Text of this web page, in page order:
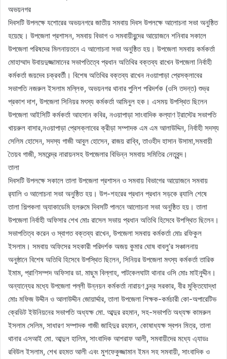
অভয়নগর
দিবসটি উপলক্ষে যশোরের অভয়নগরে জাতীয় সমবায় দিবস উপলক্ষে আলোচনা সভা অনুষ্ঠিত
হয়েছে। উপজেলা প্রশাসন, সমবায় বিভাগ ও সমবায়ীবৃন্দের আয়োজনে শনিবার সকালে
উপজেলা পরিষদের মিলনায়তনে এ আলোচনা সভা অনুষ্ঠিত হয়। উপজেলা সমবায় কর্মকর্তা
মোহাম্মাদ উবায়দুজ্জামানের সভাপতিত্বে প্রধান অতিথির বক্তব্য রাখেন উপজেলা নির্বাহী
কর্মকর্তা জয়দেব চক্রবর্তী। বিশেষ অতিথির বক্তব্য রাখেন নওয়াপাড়া প্রেসক্লাবের
সভাপতি নজরুল ইসলাম মল্লিক, অভয়নগর থানার পুলিশ পরিদর্শক (ওসি তদন্ত) শুভ্র
প্রকাশ দাশ, উপজেলা সিনিয়র মৎস্য কর্মকর্তা আমিনুল হক। এসময় উপস্থিত ছিলেন
উপজেলা আইসিটি কর্মকর্তা আহসান কবির, নওয়াপাড়া সাংবাদিক কল্যাণ ট্রাস্টের সভাপতি
খায়রুল বাসার,নওয়াপাড়া প্রেসক্লাবের ক্রীড়া সম্পাদক এম এম আলাউদ্দিন, নির্বাহী সদস্য
সেলিম হোসেন, সদস্য গাজী আবুল হোসেন, রাজয় রাব্বি, তাওহীদ হাসান উসামা,সমবায়ী
তৈয়ব গাজী, সমরেন্দ্র নারায়নসহ উপজেলার বিভিন্ন সমবায় সমিতির নেতৃবৃন্দ।
তালা
দিবসটি উপলক্ষে সকালে তালা উপজেলা প্রশাসন ও সমবায় বিভাগের আয়োজনে সমবায়
র‌্যালি ও আলোচনা সভা অনুষ্ঠিত হয়। উপ-শহরের প্রধান প্রধান সড়কে র‌্যালি শেষে
তালা শিল্পকলা অ্যাকাডেমি হলরুমে দিবসটি পালনে আলোচনা সভা অনুষ্ঠিত হয়। তালা
উপজেলা নির্বাহী অফিসার শেখ মোঃ রাসেল সভায় প্রধান অতিথি হিসেবে উপস্থিত ছিলেন।
সভাপতিত্ব করেন ও স্বাগত বক্তব্য রাখেন, উপজেলা সমবায় কর্মকর্তা মোঃ রফিকুল
ইসলাম। সমবায় অফিসের সহকারী পরিদর্শক অজয় কুমার ঘোষ বাবলু’র সঞ্চালনায়
অনুষ্ঠানে বিশেষ অতিথি হিসেবে উপস্থিত ছিলেন, সিনিয়র উপজেলা মৎস্য কর্মকর্তা তারিক
ইমাম, প্রাণিসম্পদ অফিসার ডা. মাছুম বিল্লাহ, পাটকেলঘাটা থানার ওসি মোঃ মাইনুদ্দীন।
অন্যান্যের মধ্যে উপজেলা পল্লী উন্নয়ন কর্মকর্তা নারায়ণ চন্দ্র সরকার, বীর মুক্তিযোদ্ধা
মোঃ মফিজ উদ্দীন ও আলাউদ্দীন জোয়ার্দ্দার, তালা উপজেলা শিক্ষক-কর্মচারী কো-অপারেটিভ
ক্রেডিট ইউনিয়নের সভাপতি অধ্যক্ষ মো. আব্দুর রহমান, সহ-সভাপতি অধ্যক্ষ কামরুল
ইসলাম সেলিম, সাধারণ সম্পাদক গাজী জাহিদুর রহমান, কোষাধ্যক্ষ স্বপন মিত্র, তালা
থানার এসআই মো. আব্দুল হালিম, সাংবাদিক আশরাফ আলী, সমবায়ীদের মধ্যে এ্যাডঃ
রবিউল ইসলাম, শেখ রহমত আলী এবং মুশফেকুজ্জামান ইমন সহ সমবায়ী, সাংবাদিক ও